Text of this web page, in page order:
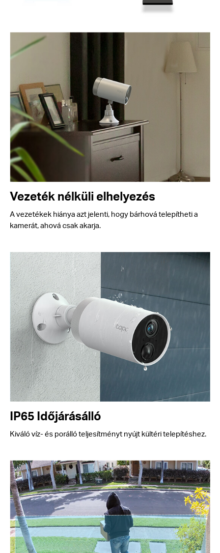
Vezeték nélküli elhelyezés
A vezetékek hiánya azt jelenti, hogy bárhová telepítheti a
kamerát, ahová csak akarja.
IP65 Időjárásálló
Kiváló víz- és porálló teljesítményt nyújt kültéri telepítéshez.